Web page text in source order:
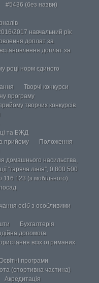
#5436 (без назви)
2017 навчальний рік
доплат за
доплат за
році норм єдиного
Творчі конкурси
програму
творчих конкурсів
та БЖД
прийому
Положення
домашнього насильства,
“гаряча лінія”, 0 800 500
116 123 (з мобільного)
осіб з особливими
Бухгалтерія
допомога
всіх отриманих
програми
(спортивна частина)
Акредитація